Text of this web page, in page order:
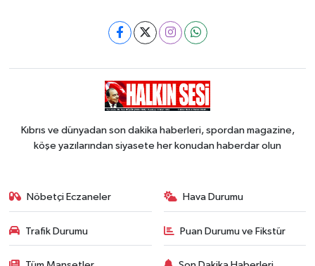
Kıbrıs ve dünyadan son dakika haberleri, spordan magazine,
köşe yazılarından siyasete her konudan haberdar olun
Nöbetçi Eczaneler Hava Durumu
Trafik Durumu Puan Durumu ve Fikstür